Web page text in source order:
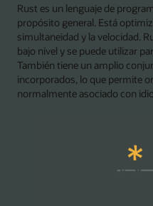
Rust es un lenguaje de
propósito general. Está
simultaneidad y la velocidad.
bajo nivel y se puede utilizar
También tiene un amplio
incorporados, lo que permite
normalmente asociado con